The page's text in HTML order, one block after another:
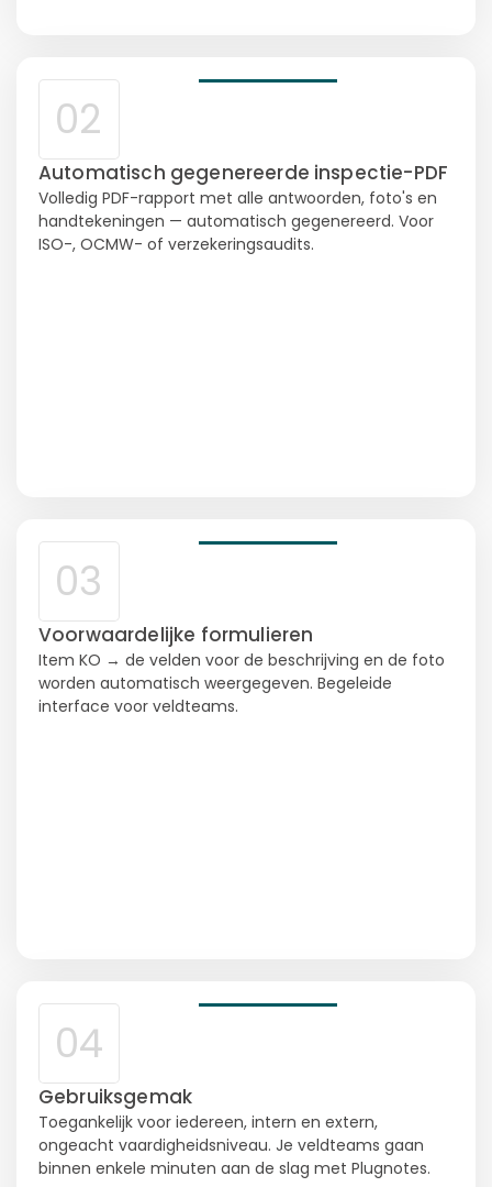
02
Automatisch gegenereerde inspectie-PDF
Volledig PDF-rapport met alle antwoorden, foto's en
handtekeningen — automatisch gegenereerd. Voor
ISO-, OCMW- of verzekeringsaudits.
03
Voorwaardelijke formulieren
Item KO → de velden voor de beschrijving en de foto
worden automatisch weergegeven. Begeleide
interface voor veldteams.
04
Gebruiksgemak
Toegankelijk voor iedereen, intern en extern,
ongeacht vaardigheidsniveau. Je veldteams gaan
binnen enkele minuten aan de slag met Plugnotes.